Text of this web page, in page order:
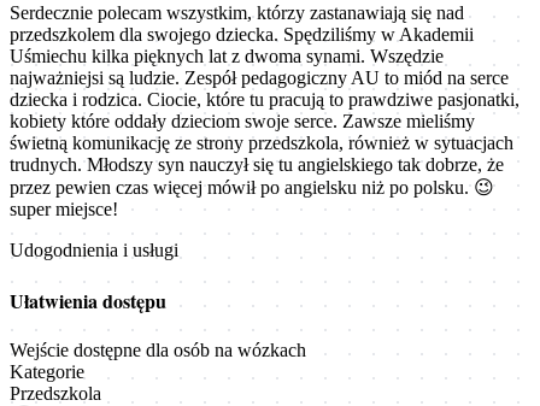
Serdecznie polecam wszystkim, którzy zastanawiają się nad
przedszkolem dla swojego dziecka. Spędziliśmy w Akademii
Uśmiechu kilka pięknych lat z dwoma synami. Wszędzie
najważniejsi są ludzie. Zespół pedagogiczny AU to miód na serce
dziecka i rodzica. Ciocie, które tu pracują to prawdziwe pasjonatki,
kobiety które oddały dzieciom swoje serce. Zawsze mieliśmy
świetną komunikację ze strony przedszkola, również w sytuacjach
trudnych. Młodszy syn nauczył się tu angielskiego tak dobrze, że
przez pewien czas więcej mówił po angielsku niż po polsku. 😉
super miejsce!
Udogodnienia i usługi
Ułatwienia dostępu
Wejście dostępne dla osób na wózkach
Kategorie
Przedszkola